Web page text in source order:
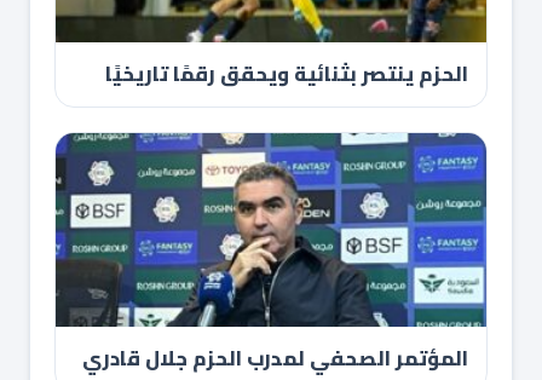
الحزم ينتصر بثنائية ويحقق رقمًا تاريخيًا
المؤتمر الصحفي لمدرب الحزم جلال قادري